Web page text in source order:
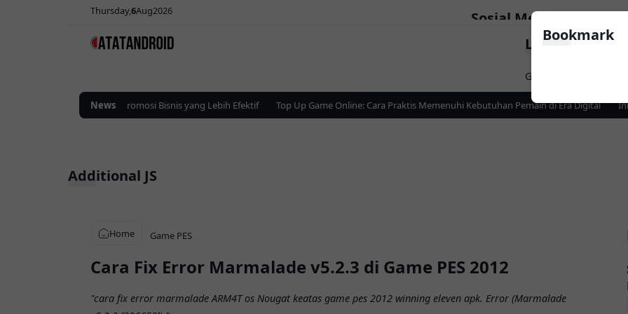
Thursday6Aug2026 Sosial Media
LinkList Nav
Game
News
Solusi Iklan Digital untuk Promosi Bisnis yang Lebih Efektif Top Up Game Online: Cara Praktis Memenuhi Kebutuhan Pemain di Era Digital Ini
Home Game PES
Cara Fix Error Marmalade v5.2.3 di Game PES 2012
"cara fix error marmalade ARM4T os Nougat keatas game pes 2012 winning eleven apk. Error (Marmalade
Bookmark
Additional JS